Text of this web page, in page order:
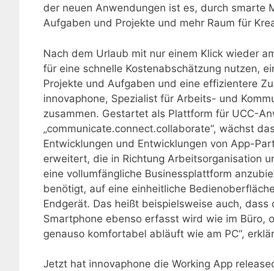
der neuen Anwendungen ist es, durch smarte
Aufgaben und Projekte und mehr Raum für
Nach dem Urlaub mit nur einem Klick wieder
für eine schnelle Kostenabschätzung nutzen,
Projekte und Aufgaben und eine effizientere
innovaphone, Spezialist für Arbeits- und
zusammen. Gestartet als Plattform für UCC-
„communicate.connect.collaborate“, wächst
Entwicklungen und Entwicklungen von App-
erweitert, die in Richtung Arbeitsorganisation
eine vollumfängliche Businessplattform
benötigt, auf eine einheitliche
Endgerät. Das heißt beispielsweise auch,
Smartphone ebenso erfasst wird wie im Büro,
genauso komfortabel abläuft wie am PC“,
Jetzt hat innovaphone die Working App